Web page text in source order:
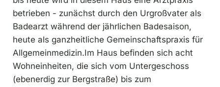
betrieben - zunächst durch den Urgroßvater als
Badearzt während der jährlichen Badesaison,
heute als ganzheitliche Gemeinschaftspraxis für
Allgemeinmedizin.Im Haus befinden sich acht
Wohneinheiten, die sich vom Untergeschoss
(ebenerdig zur Bergstraße) bis zum